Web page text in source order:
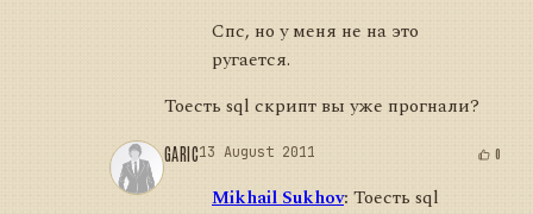
Спс, но у меня не на это
ругается.
Тоесть sql скрипт вы уже прогнали?
GARIC13 August 2011 0
Mikhail Sukhov: Тоесть sql